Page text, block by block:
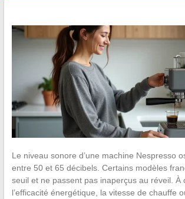
Le niveau sonore d’une machine Nespresso
entre 50 et 65 décibels. Certains modèles
seuil et ne passent pas inaperçus au réveil. À
l’efficacité énergétique, la vitesse de chauffe